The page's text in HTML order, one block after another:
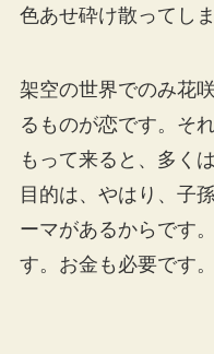
色あせ砕け散ってし
架空の世界でのみ花
るものが恋です。そ
もって来ると、多く
目的は、やはり、子
ーマがあるからです
す。お金も必要です。